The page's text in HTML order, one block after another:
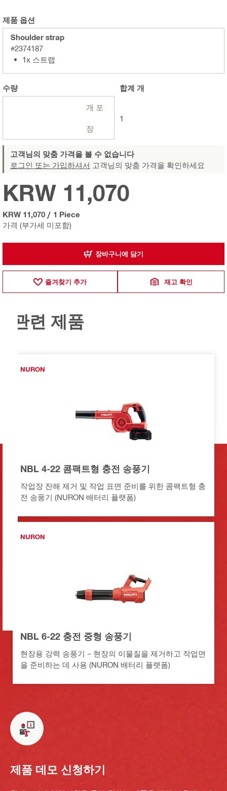
제품 옵션
Shoulder strap
#2374187
1x 스트랩
수량
개 포
장
합계 개
1
고객님의 맞춤 가격을 볼 수 없습니다
로그인 또는 가입하셔서 고객님의 맞춤 가격을 확인하세요
가격 (부가세 미포함)
KRW 11,070
KRW 11,070 / 1 Piece
장바구니에 담기
즐겨찾기 추가 재고 확인
관련 제품
NURON
NBL 4-22 콤팩트형 충전 송풍기
작업장 잔해 제거 및 작업 표면 준비를 위한 콤팩트형 충
전 송풍기 (NURON 배터리 플랫폼)
NURON
NBL 6-22 충전 중형 송풍기
현장용 강력 송풍기 – 현장의 이물질을 제거하고 작업면
을 준비하는 데 사용 (NURON 배터리 플랫폼)
제품 데모 신청하기